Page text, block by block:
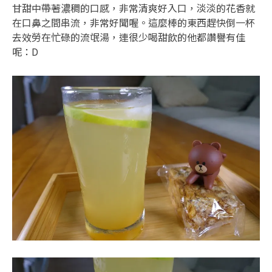
甘甜中帶著濃稠的口感，非常清爽好入口，淡淡的花香就
在口鼻之間串流，非常好聞喔。這麼棒的東西趕快倒一杯
去效勞在忙碌的流氓湯，連很少喝甜飲的他都讚譽有佳
呢：D